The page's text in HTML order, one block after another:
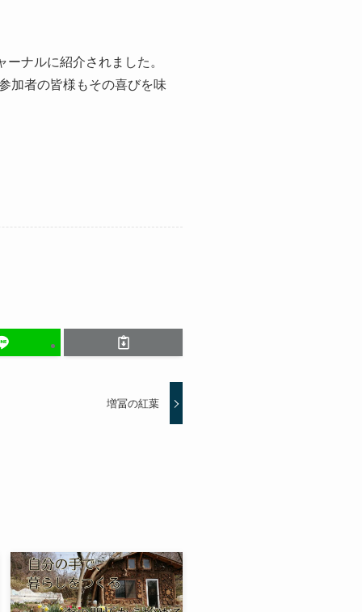
ーナルに紹介されました。
加者の皆様もその喜びを味
増冨の紅葉